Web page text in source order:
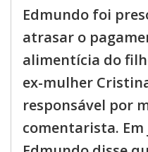
Edmundo foi
atrasar o
alimentícia do
ex-mulher
responsável por
comentarista. Em